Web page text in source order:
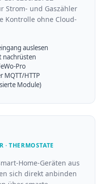
Strom- und Gaszähler
Kontrolle ohne Cloud-
auslesen
nachrüsten
Pro
MQTT/HTTP
Module)
· THERMOSTATE
Home-Geräten aus
sich direkt anbinden